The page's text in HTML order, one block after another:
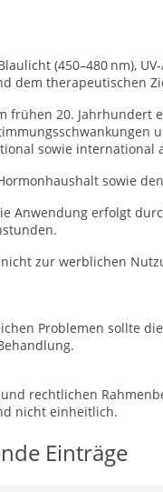
(450–480 nm),
dem therapeutischen
20. Jahrhundert
sowie international
sowie
Anwendung erfolgt
zur werblichen
Problemen sollte
rechtlichen
nicht einheitlich.
Einträge